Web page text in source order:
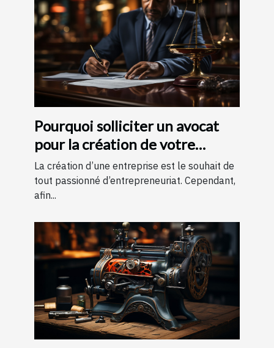
Pourquoi solliciter un avocat
pour la création de votre
entreprise ?
La création d’une entreprise est le souhait de
tout passionné d’entrepreneuriat. Cependant,
afin...